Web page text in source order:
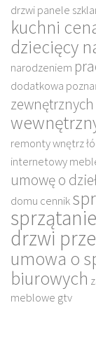
drzwipanele
kuchni
dziecięcy
narodzeniem
dodatkowa
remonty wnętrz
internetowy
umowę o
domu cennik
drzwi
umowa o
biurowych
meblowe gtv